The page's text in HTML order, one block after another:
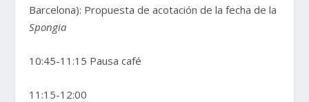
Barcelona): Propuesta de acotación de la fecha de la
Spongia
10:45-11:15 Pausa café
11:15-12:00